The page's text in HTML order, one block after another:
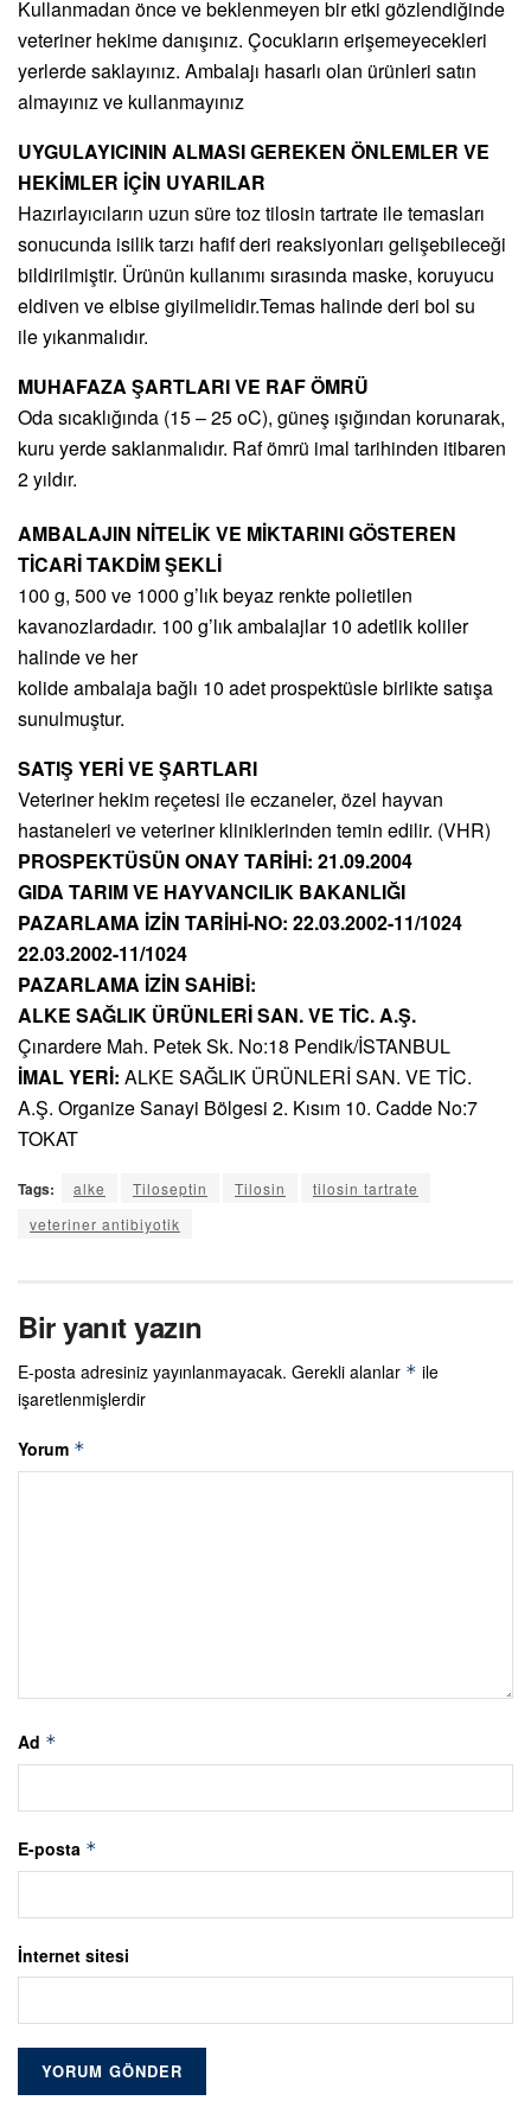
Kullanmadan önce ve beklenmeyen bir etki gözlendiğinde
veteriner hekime danışınız. Çocukların erişemeyecekleri
yerlerde saklayınız. Ambalajı hasarlı olan ürünleri satın
almayınız ve kullanmayınız
UYGULAYICININ ALMASI GEREKEN ÖNLEMLER VE
HEKİMLER İÇİN UYARILAR
Hazırlayıcıların uzun süre toz tilosin tartrate ile temasları
sonucunda isilik tarzı hafif deri reaksiyonları gelişebileceği
bildirilmiştir. Ürünün kullanımı sırasında maske, koruyucu
eldiven ve elbise giyilmelidir.Temas halinde deri bol su
ile yıkanmalıdır.
MUHAFAZA ŞARTLARI VE RAF ÖMRÜ
Oda sıcaklığında (15 – 25 oC), güneş ışığından korunarak,
kuru yerde saklanmalıdır. Raf ömrü imal tarihinden itibaren
2 yıldır.
AMBALAJIN NİTELİK VE MİKTARINI GÖSTEREN
TİCARİ TAKDİM ŞEKLİ
100 g, 500 ve 1000 g’lık beyaz renkte polietilen
kavanozlardadır. 100 g’lık ambalajlar 10 adetlik koliler
halinde ve her
kolide ambalaja bağlı 10 adet prospektüsle birlikte satışa
sunulmuştur.
SATIŞ YERİ VE ŞARTLARI
Veteriner hekim reçetesi ile eczaneler, özel hayvan
hastaneleri ve veteriner kliniklerinden temin edilir. (VHR)
PROSPEKTÜSÜN ONAY TARİHİ: 21.09.2004
GIDA TARIM VE HAYVANCILIK BAKANLIĞI
PAZARLAMA İZİN TARİHİ-NO: 22.03.2002-11/1024
22.03.2002-11/1024
PAZARLAMA İZİN SAHİBİ:
ALKE SAĞLIK ÜRÜNLERİ SAN. VE TİC. A.Ş.
Çınardere Mah. Petek Sk. No:18 Pendik/İSTANBUL
İMAL YERİ: ALKE SAĞLIK ÜRÜNLERİ SAN. VE TİC.
A.Ş. Organize Sanayi Bölgesi 2. Kısım 10. Cadde No:7
TOKAT
Tags: alke Tiloseptin Tilosin
tilosin tartrate
veteriner antibiyotik
Bir yanıt yazın
E-posta adresiniz yayınlanmayacak. Gerekli alanlar * ile
işaretlenmişlerdir
Yorum *
Ad *
E-posta *
İnternet sitesi